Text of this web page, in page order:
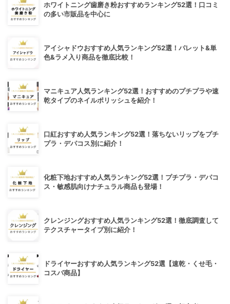
ホワイトニング歯磨き粉おすすめランキング52選！口コミ
の多い市販品を中心に
アイシャドウおすすめ人気ランキング52選！パレット&単
色&ラメ入り商品を徹底比較！
マニキュア人気ランキング52選！おすすめのプチプラや速
乾タイプのネイルポリッシュを紹介！
口紅おすすめ人気ランキング52選！落ちないリップをプチ
プラ・デパコス別に紹介！
化粧下地おすすめ人気ランキング52選！プチプラ・デパコ
ス・敏感肌向けナチュラル商品も登場！
クレンジングおすすめ人気ランキング52選！徹底調査して
テクスチャータイプ別に紹介！
ドライヤーおすすめ人気ランキング52選【速乾・くせ毛・
コスパ商品】